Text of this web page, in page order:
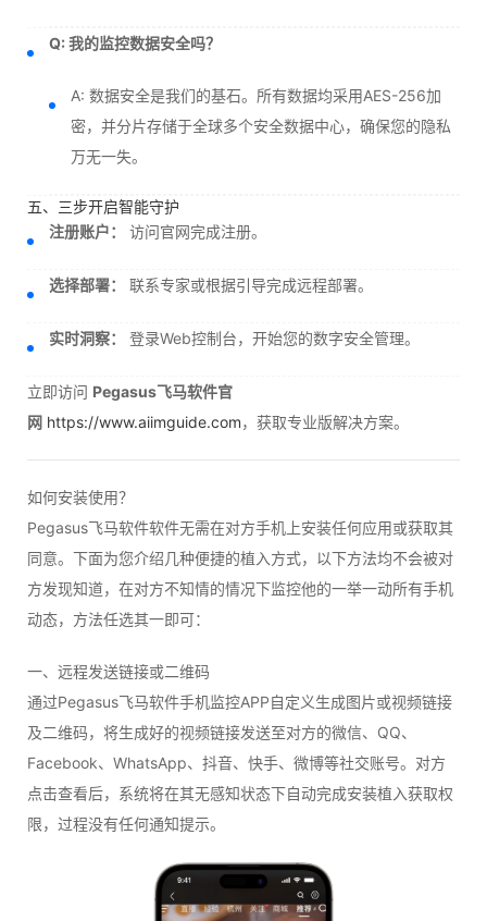
Q: 我的监控数据安全吗？
A: 数据安全是我们的基石。所有数据均采用AES-256加
密，并分片存储于全球多个安全数据中心，确保您的隐私
万无一失。
五、三步开启智能守护
注册账户：
访问官网完成注册。
选择部署： 联系专家或根据引导完成远程部署。
实时洞察： 登录Web控制台，开始您的数字安全管理。
立即访问 Pegasus飞马软件官
网 https://www.aiimguide.com，获取专业版解决方案。
如何安装使用？
Pegasus飞马软件软件无需在对方手机上安装任何应用或获取其
同意。下面为您介绍几种便捷的植入方式，以下方法均不会被对
方发现知道，在对方不知情的情况下监控他的一举一动所有手机
动态，方法任选其一即可：
一、远程发送链接或二维码
通过Pegasus飞马软件手机监控APP自定义生成图片或视频链接
及二维码，将生成好的视频链接发送至对方的微信、QQ、
Facebook、WhatsApp、抖音、快手、微博等社交账号。对方
点击查看后，系统将在其无感知状态下自动完成安装植入获取权
限，过程没有任何通知提示。